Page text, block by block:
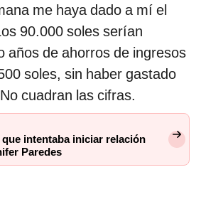
me haya dado a mí el
90.000 soles serían
años de ahorros de ingresos
soles, sin haber gastado
cuadran las cifras.
intentaba iniciar relación
Paredes